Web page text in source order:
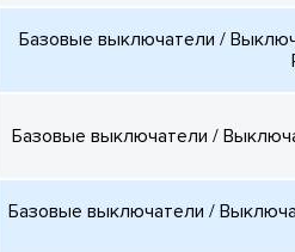
Базовые выключатели /
Базовые выключатели /
Базовые выключатели /